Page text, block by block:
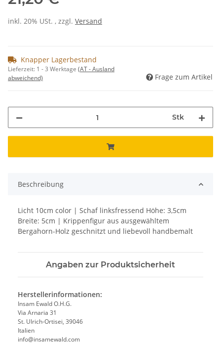
inkl. 20% USt. , zzgl. Versand
Knapper Lagerbestand
Lieferzeit: 1 - 3 Werktage (AT - Ausland
abweichend)
Frage zum Artikel
Stk
Beschreibung
Licht 10cm color | Schaf linksfressend Höhe: 3,5cm
Breite: 5cm | Krippenfigur aus ausgewähltem
Bergahorn-Holz geschnitzt und liebevoll handbemalt
Angaben zur Produktsicherheit
Herstellerinformationen:
Insam Ewald O.H.G.
Via Arnaria 31
St. Ulrich-Ortisei, 39046
Italien
info@insamewald.com